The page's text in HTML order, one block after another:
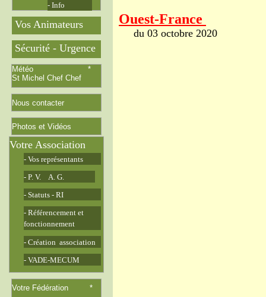
- Référencement et
fonctionnement
- VADE-MECUM
Météo *
St Michel Chef Chef
- Statuts - RI
- Création association
- Vos représentants
Votre Association
- P. V. A. G.
Votre Fédération *
Vos Animateurs
Nous contacter
Photos et Vidéos
- Info
Sécurité - Urgence
Ouest-France
du 03 octobre 2020